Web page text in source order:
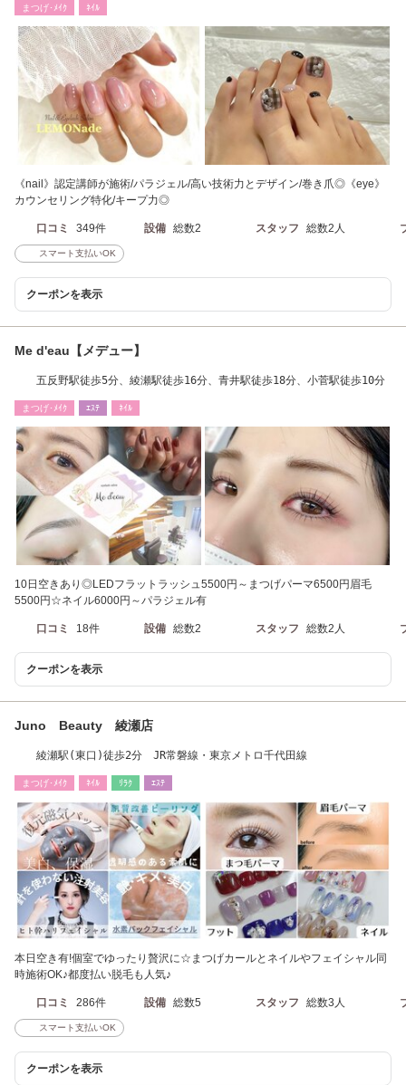
まつげ･ﾒｲｸ ﾈｲﾙ
《nail》認定講師が施術/パラジェル/高い技術力とデザイン/巻き爪◎《eye》
カウンセリング特化/キープ力◎
口コミ 349件 設備 総数2 スタッフ 総数2人
スマート支払いOK
クーポンを表示
Me d'eau【メデュー】
五反野駅徒歩5分、綾瀬駅徒歩16分、青井駅徒歩18分、小菅駅徒歩10分
まつげ･ﾒｲｸ ｴｽﾃ ﾈｲﾙ
10日空きあり◎LEDフラットラッシュ5500円～まつげパーマ6500円眉毛
5500円☆ネイル6000円～パラジェル有
口コミ 18件 設備 総数2 スタッフ 総数2人
クーポンを表示
Juno Beauty 綾瀬店
綾瀬駅(東口)徒歩2分 JR常磐線・東京メトロ千代田線
まつげ･ﾒｲｸ ﾈｲﾙ ﾘﾗｸ ｴｽﾃ
本日空き有!個室でゆったり贅沢に☆まつげカールとネイルやフェイシャル同
時施術OK♪都度払い脱毛も人気♪
口コミ 286件 設備 総数5 スタッフ 総数3人
スマート支払いOK
クーポンを表示